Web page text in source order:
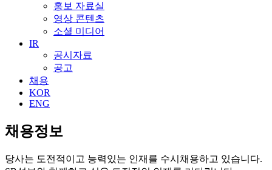
홍보 자료실
영상 콘텐츠
소셜 미디어
IR
공시자료
공고
채용
KOR
ENG
채용정보
당사는 도전적이고 능력있는 인재를 수시채용하고 있습니다.